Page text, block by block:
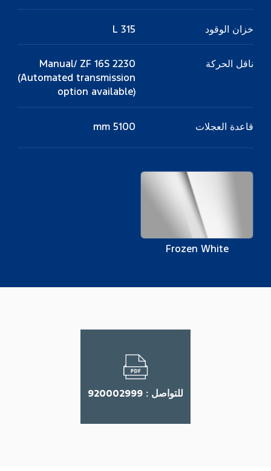
خزان الوقود 315 L
ناقل الحركة
Manual/ ZF 16S 2230
(Automated transmission
option available)
قاعدة العجلات 5100 mm
Frozen White
للتواصل : 920002999